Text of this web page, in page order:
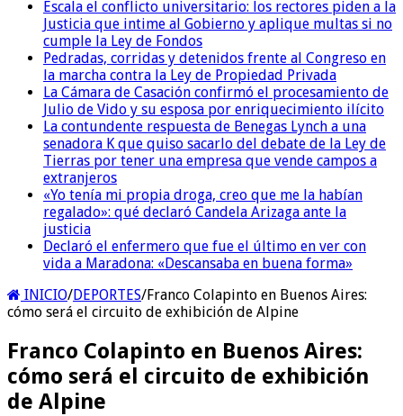
Escala el conflicto universitario: los rectores piden a la
Justicia que intime al Gobierno y aplique multas si no
cumple la Ley de Fondos
Pedradas, corridas y detenidos frente al Congreso en
la marcha contra la Ley de Propiedad Privada
La Cámara de Casación confirmó el procesamiento de
Julio de Vido y su esposa por enriquecimiento ilícito
La contundente respuesta de Benegas Lynch a una
senadora K que quiso sacarlo del debate de la Ley de
Tierras por tener una empresa que vende campos a
extranjeros
«Yo tenía mi propia droga, creo que me la habían
regalado»: qué declaró Candela Arizaga ante la
justicia
Declaró el enfermero que fue el último en ver con
vida a Maradona: «Descansaba en buena forma»
INICIO/DEPORTES/Franco Colapinto en Buenos Aires:
cómo será el circuito de exhibición de Alpine
Franco Colapinto en Buenos Aires:
cómo será el circuito de exhibición
de Alpine